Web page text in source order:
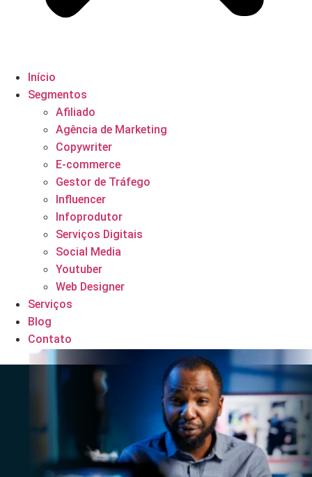
Início
Segmentos
Afiliado
Agência de Marketing
Copywriter
E-commerce
Gestor de Tráfego
Influencer
Infoprodutor
Serviços Digitais
Social Media
Youtuber
Web Designer
Serviços
Blog
Contato